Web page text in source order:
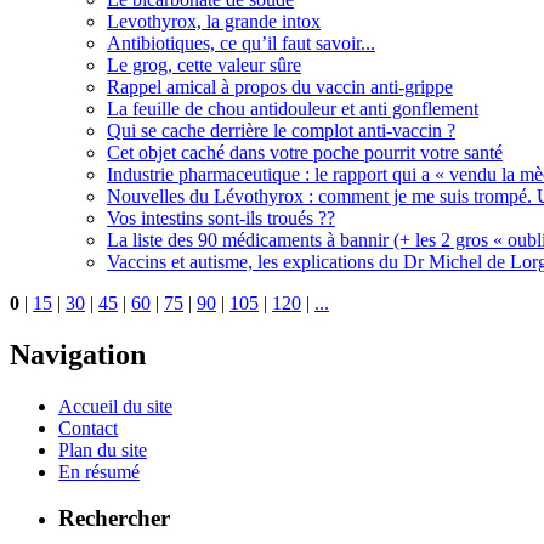
Levothyrox, la grande intox
Antibiotiques, ce qu’il faut savoir...
Le grog, cette valeur sûre
Rappel amical à propos du vaccin anti-grippe
La feuille de chou antidouleur et anti gonflement
Qui se cache derrière le complot anti-vaccin ?
Cet objet caché dans votre poche pourrit votre santé
Industrie pharmaceutique : le rapport qui a « vendu la
Nouvelles du Lévothyrox : comment je me suis trompé.
Vos intestins sont-ils troués ??
La liste des 90 médicaments à bannir (+ les 2 gros «
Vaccins et autisme, les explications du Dr Michel de
0 | 15 | 30 | 45 | 60 | 75 | 90 | 105 | 120 | ...
Navigation
Accueil du site
Contact
Plan du site
En résumé
Rechercher